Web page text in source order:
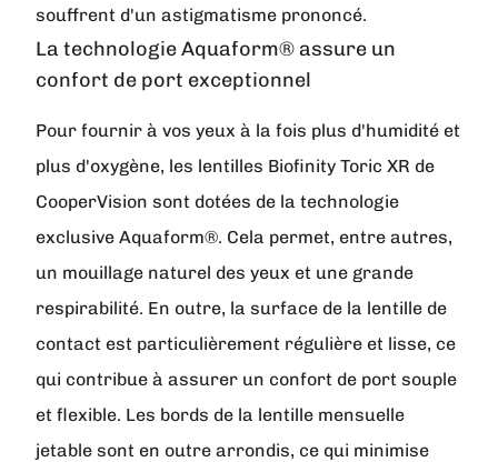
souffrent d'un astigmatisme prononcé.
La technologie Aquaform® assure un
confort de port exceptionnel
Pour fournir à vos yeux à la fois plus d'humidité et
plus d'oxygène, les lentilles Biofinity Toric XR de
CooperVision sont dotées de la technologie
exclusive Aquaform®. Cela permet, entre autres,
un mouillage naturel des yeux et une grande
respirabilité. En outre, la surface de la lentille de
contact est particulièrement régulière et lisse, ce
qui contribue à assurer un confort de port souple
et flexible. Les bords de la lentille mensuelle
jetable sont en outre arrondis, ce qui minimise